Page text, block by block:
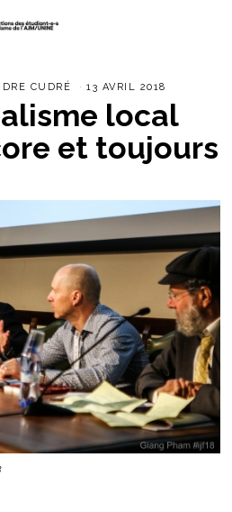
CUDRÉ 13 AVRIL 2018
local
et toujours